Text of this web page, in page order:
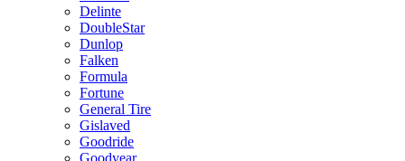
Delinte
DoubleStar
Dunlop
Falken
Formula
Fortune
General Tire
Gislaved
Goodride
Goodyear